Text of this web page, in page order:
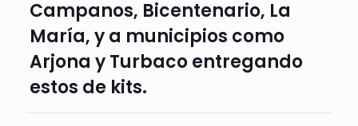
Campanos, Bicentenario, La
María, y a municipios como
Arjona y Turbaco entregando
estos de kits.